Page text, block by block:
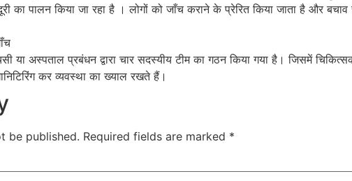
दूरी का पालन किया जा रहा है । लोगों को जाँच कराने के प्रेरित किया जाता है और
या अस्पताल प्रबंधन द्वारा चार सदस्यीय टीम का गठन किया गया है। जिसमें
कर व्यवस्था का ख्याल रखते हैं।
be published. Required fields are marked *